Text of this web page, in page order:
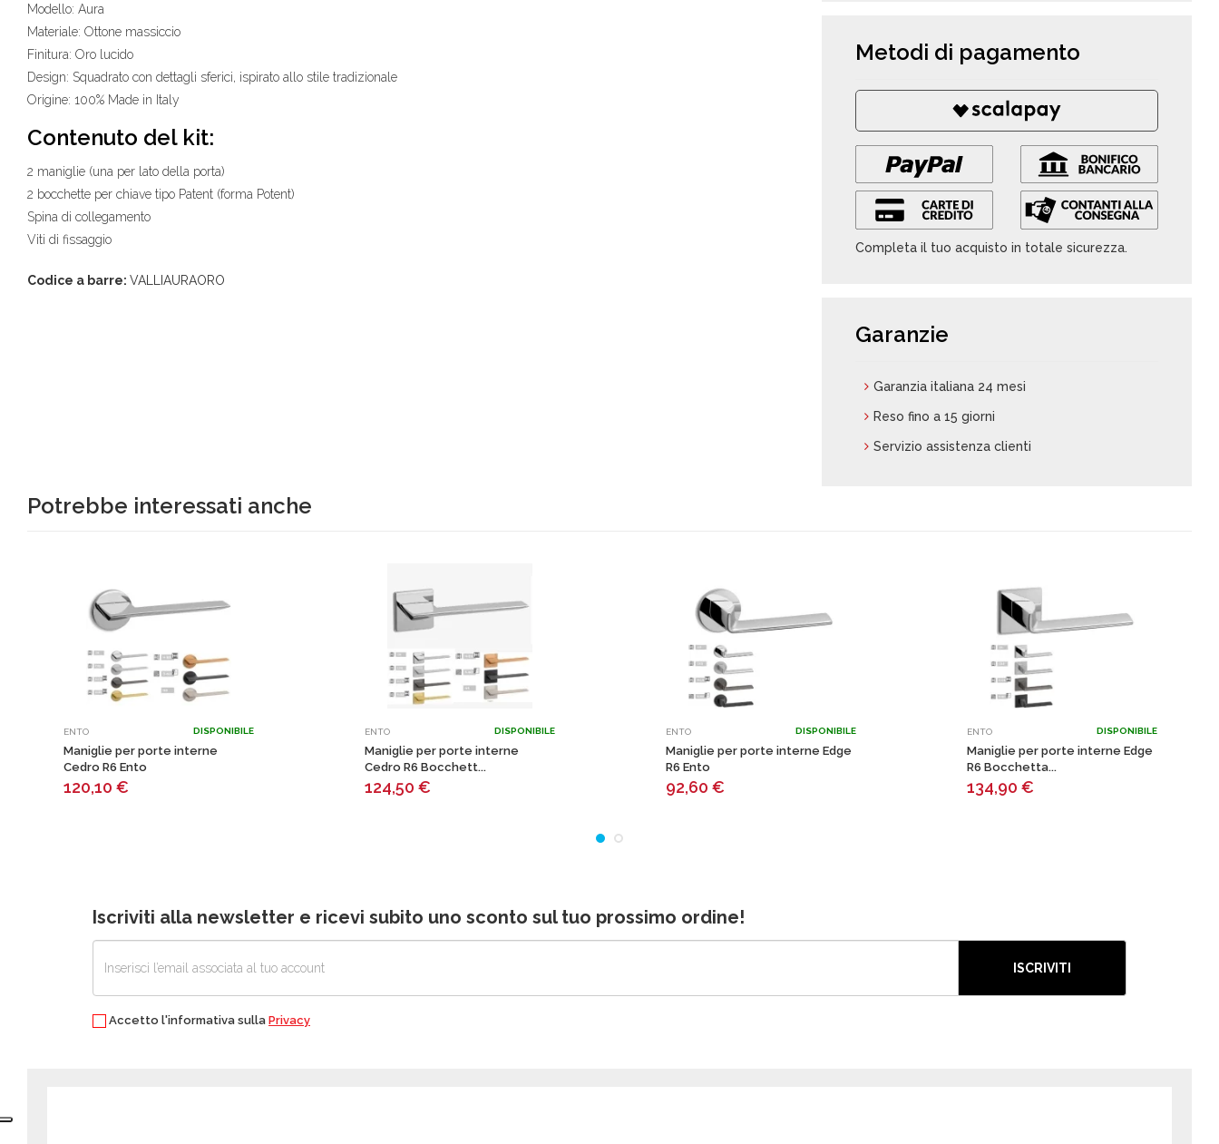
Modello: Aura
Materiale: Ottone massiccio
Finitura: Oro lucido
Design: Squadrato con dettagli sferici, ispirato allo stile tradizionale
Origine: 100% Made in Italy
Contenuto del kit:
2 maniglie (una per lato della porta)
2 bocchette per chiave tipo Patent (forma Potent)
Spina di collegamento
Viti di fissaggio
Codice a barre: VALLIAURAORO
Metodi di pagamento
Completa il tuo acquisto in totale sicurezza.
Garanzie
Garanzia italiana 24 mesi
Reso fino a 15 giorni
Servizio assistenza clienti
Potrebbe interessati anche
ENTO DISPONIBILE
Maniglie per porte interne
Cedro R6 Ento
120,10 €
ENTO DISPONIBILE
Maniglie per porte interne
Cedro R6 Bocchett...
124,50 €
ENTO DISPONIBILE
Maniglie per porte interne Edge
R6 Ento
92,60 €
ENTO DISPONIBILE
Maniglie per porte interne Edge
R6 Bocchetta...
134,90 €
Iscriviti alla newsletter e ricevi subito uno sconto sul tuo prossimo ordine!
ISCRIVITI
Accetto l'informativa sulla Privacy